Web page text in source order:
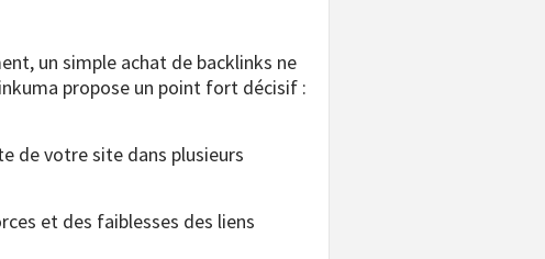
un simple achat de backlinks ne
propose un point fort décisif :
de votre site dans plusieurs
et des faiblesses des liens